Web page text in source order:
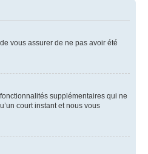
vous assurer de ne pas avoir été
supplémentaires qui ne
court instant et nous vous